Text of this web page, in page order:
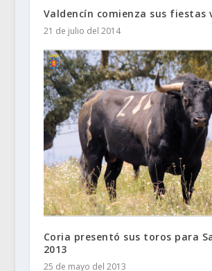
Valdencín comienza sus fiestas
21 de julio del 2014
Coria presentó sus toros para
2013
25 de mayo del 2013